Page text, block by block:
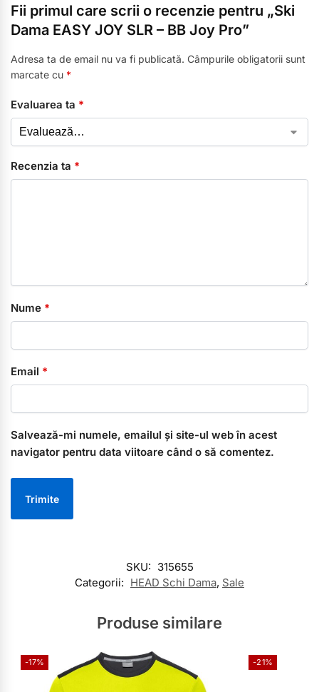
Fii primul care scrii o recenzie pentru „Ski
Dama EASY JOY SLR – BB Joy Pro”
Adresa ta de email nu va fi publicată. Câmpurile obligatorii sunt
marcate cu *
Evaluarea ta *
Recenzia ta *
Nume *
Email *
Salvează-mi numele, emailul și site-ul web în acest
navigator pentru data viitoare când o să comentez.
SKU: 315655
Categorii: HEAD Schi Dama, Sale
Produse similare
-17% -21%